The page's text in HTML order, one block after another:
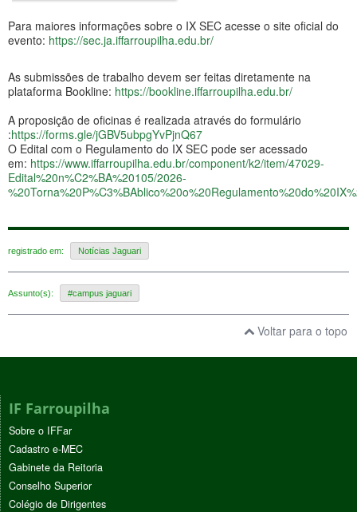
Para maiores informações sobre o IX SEC acesse o site oficial do
evento: https://sec.ja.iffarroupilha.edu.br/
As submissões de trabalho devem ser feitas diretamente na
plataforma Bookline: https://bookline.iffarroupilha.edu.br/
A proposição de oficinas é realizada através do formulário
:https://forms.gle/jGBV5ubpgYvPjnQ67
O Edital com o Regulamento do IX SEC pode ser acessado
em: https://www.iffarroupilha.edu.br/component/k2/item/47029-
Edital%20n%C2%BA%20105/2026-
registrado em: Notícias Jaguari
Assunto(s): #campus jaguari
Voltar para o topo
IF Farroupilha
Sobre o IFFar
Cadastro e-MEC
Gabinete da Reitoria
Conselho Superior
Colégio de Dirigentes